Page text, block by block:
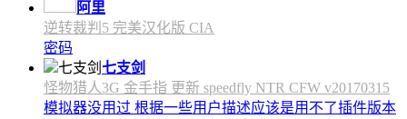
阿里
逆转裁判5 完美汉化版 CIA
密码
七支剑
怪物猎人3G 金手指 更新 speedfly NTR CFW v20170315
模拟器没用过 根据一些用户描述应该是用不了插件版本